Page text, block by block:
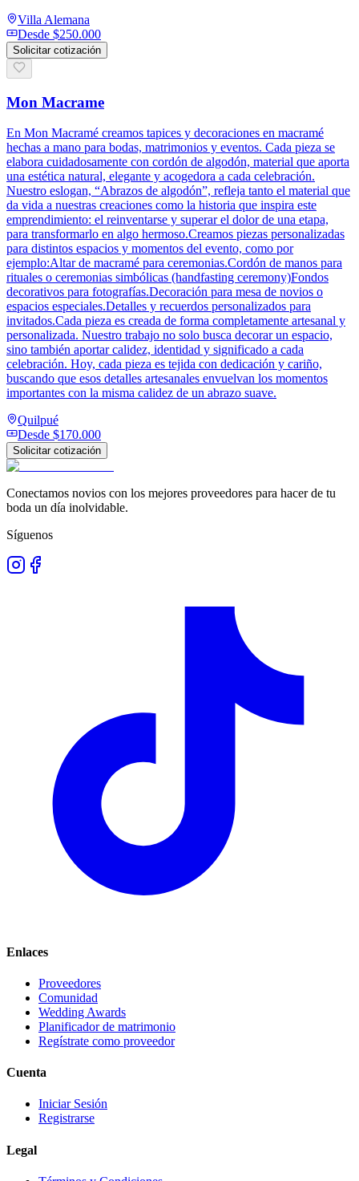
Villa Alemana
Desde $250.000
Solicitar cotización
Mon Macrame
En Mon Macramé creamos tapices y decoraciones en macramé
hechas a mano para bodas, matrimonios y eventos. Cada pieza se
elabora cuidadosamente con cordón de algodón, material que aporta
una estética natural, elegante y acogedora a cada celebración.
Nuestro eslogan, “Abrazos de algodón”, refleja tanto el material que
da vida a nuestras creaciones como la historia que inspira este
emprendimiento: el reinventarse y superar el dolor de una etapa,
para transformarlo en algo hermoso.Creamos piezas personalizadas
para distintos espacios y momentos del evento, como por
ejemplo:Altar de macramé para ceremonias.Cordón de manos para
rituales o ceremonias simbólicas (handfasting ceremony)Fondos
decorativos para fotografías.Decoración para mesa de novios o
espacios especiales.Detalles y recuerdos personalizados para
invitados.Cada pieza es creada de forma completamente artesanal y
personalizada. Nuestro trabajo no solo busca decorar un espacio,
sino también aportar calidez, identidad y significado a cada
celebración. Hoy, cada pieza es tejida con dedicación y cariño,
buscando que esos detalles artesanales envuelvan los momentos
importantes con la misma calidez de un abrazo suave.
Quilpué
Desde $170.000
Solicitar cotización
Conectamos novios con los mejores proveedores para hacer de tu
boda un día inolvidable.
Síguenos
Enlaces
Proveedores
Comunidad
Wedding Awards
Planificador de matrimonio
Regístrate como proveedor
Cuenta
Iniciar Sesión
Registrarse
Legal